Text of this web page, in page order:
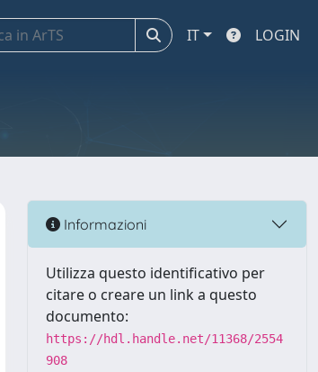
IT LOGIN
Informazioni
Utilizza questo identificativo per
citare o creare un link a questo
documento:
https://hdl.handle.net/11368/2554
908